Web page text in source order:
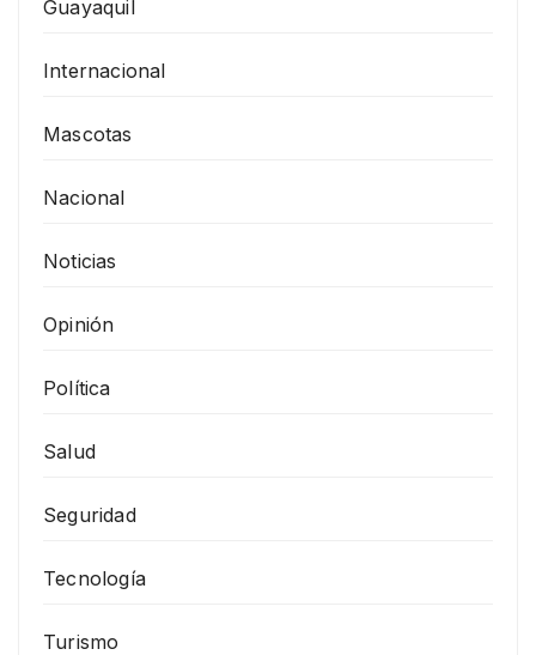
Guayaquil
Internacional
Mascotas
Nacional
Noticias
Opinión
Política
Salud
Seguridad
Tecnología
Turismo